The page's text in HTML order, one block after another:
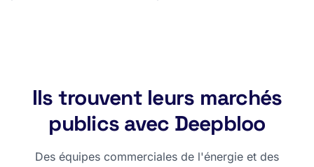
Ils trouvent leurs marchés
publics avec Deepbloo
Des équipes commerciales de l'énergie et des